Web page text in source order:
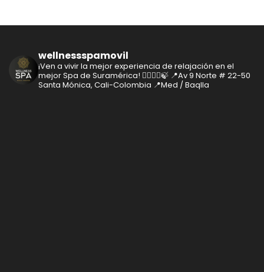
wellnessspamovil
¡Ven a vivir la mejor experiencia de relajación en el
mejor Spa de Suramérica! 🧘‍♂️🧘‍♀️🍃 📍Av 9 Norte # 22-50
Santa Mónica, Cali-Colombia 📍Med / Baqlla